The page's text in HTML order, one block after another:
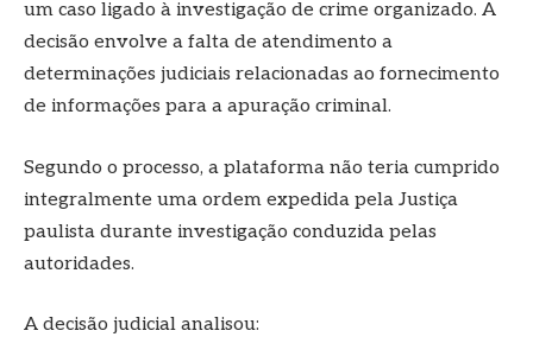
um caso ligado à investigação de crime organizado. A
decisão envolve a falta de atendimento a
determinações judiciais relacionadas ao fornecimento
de informações para a apuração criminal.
Segundo o processo, a plataforma não teria cumprido
integralmente uma ordem expedida pela Justiça
paulista durante investigação conduzida pelas
autoridades.
A decisão judicial analisou: